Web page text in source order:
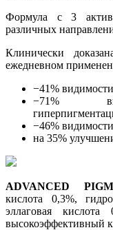
Формула с 3
различных
Клинически
ежедневном
−41%
−71%
−46%
на 35%
ADVANCED
кислота 0,3%,
эллаговая
высокоэффективный